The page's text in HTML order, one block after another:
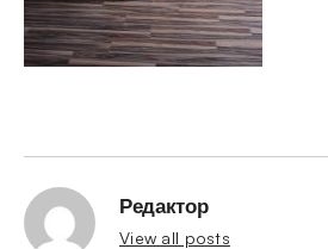
Редактор
View all posts